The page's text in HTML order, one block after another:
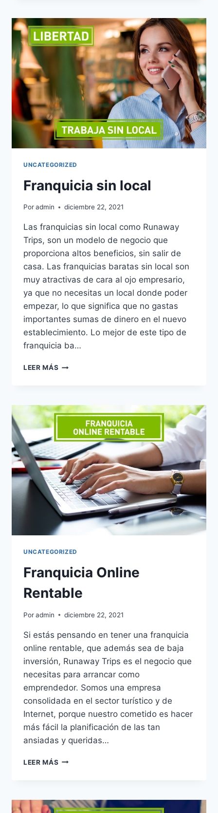
UNCATEGORIZED
Franquicia sin local
Poradmin diciembre 22, 2021
Las franquicias sin local como Runaway
Trips, son un modelo de negocio que
proporciona altos beneficios, sin salir de
casa. Las franquicias baratas sin local son
muy atractivas de cara al ojo empresario,
ya que no necesitas un local donde poder
empezar, lo que significa que no gastas
importantes sumas de dinero en el nuevo
establecimiento. Lo mejor de este tipo de
franquicia ba…
LEER MÁS
UNCATEGORIZED
Franquicia Online
Rentable
Poradmin diciembre 22, 2021
Si estás pensando en tener una franquicia
online rentable, que además sea de baja
inversión, Runaway Trips es el negocio que
necesitas para arrancar como
emprendedor. Somos una empresa
consolidada en el sector turístico y de
Internet, porque nuestro cometido es hacer
más fácil la planificación de las tan
ansiadas y queridas…
LEER MÁS